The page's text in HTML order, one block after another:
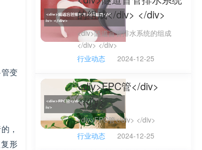
变
，
形
的组成</div> </div>
<div>隧道盲管排水系统的组成
</div> </div>
行业动态
2024-12-25
<div>FPC管</div>
</div>
<div>FPC管</div> </div>
行业动态
2024-12-25